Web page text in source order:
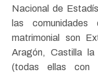
Nacional de
las comunidades
matrimonial son
Aragón, Castilla
(todas ellas con